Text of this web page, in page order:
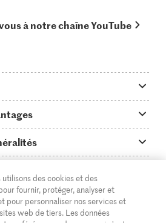
à notre chaîne YouTube
Migusto
des cookies et des
fournir, protéger, analyser et
pour personnaliser nos services et
web de tiers. Les données